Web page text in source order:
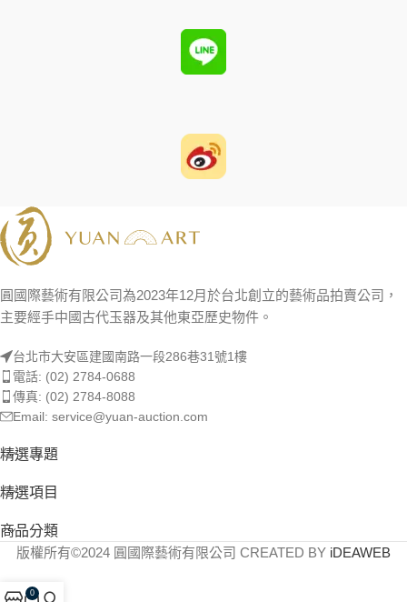
圓國際藝術有限公司為2023年12月於台北創立的藝術品拍賣公司，
主要經手中國古代玉器及其他東亞歷史物件。
台北市大安區建國南路一段286巷31號1樓
電話: (02) 2784-0688
傳真: (02) 2784-8088
Email: service@yuan-auction.com
精選專題
精選項目
商品分類
版權所有©2024 圓國際藝術有限公司 CREATED BY iDEAWEB
0